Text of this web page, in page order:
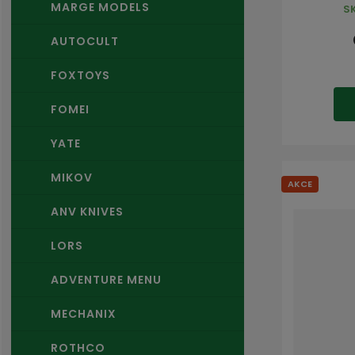
AKCE
MARGE MODELS
AUTOCULT
FOXTOYS
FOMEI
YATE
MIKOV
ANV KNIVES
LORS
ADVENTURE MENU
MECHANIX
ROTHCO